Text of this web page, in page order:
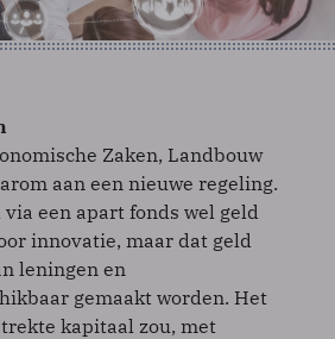
Zaken, Landbouw
aan een nieuwe regeling.
een apart fonds wel geld
innovatie, maar dat geld
leningen en
gemaakt worden. Het
kapitaal zou, met